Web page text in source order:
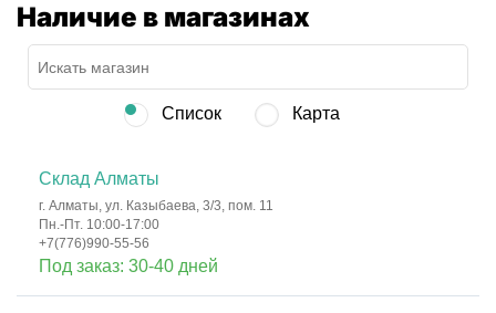
Наличие в магазинах
Список Карта
Склад Алматы
г. Алматы, ул. Казыбаева, 3/3, пом. 11
Пн.-Пт. 10:00-17:00
+7(776)990-55-56
Под заказ: 30-40 дней